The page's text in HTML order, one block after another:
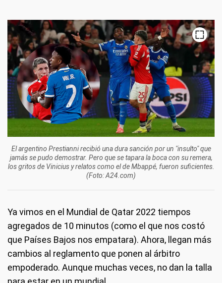
El argentino Prestianni recibió una dura sanción por un "insulto" que
jamás se pudo demostrar. Pero que se tapara la boca con su remera,
los gritos de Vinicius y relatos como el de Mbappé, fueron suficientes.
(Foto: A24.com)
Ya vimos en el Mundial de Qatar 2022 tiempos
agregados de 10 minutos (como el que nos costó
que Países Bajos nos empatara). Ahora, llegan más
cambios al reglamento que ponen al árbitro
empoderado. Aunque muchas veces, no dan la talla